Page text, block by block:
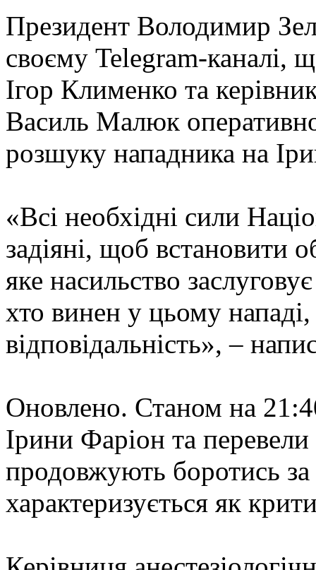
Президент Володимир
своєму Telegram-каналі,
Ігор Клименко та
Василь Малюк
розшуку нападника на
«Всі необхідні сили
задіяні, щоб встановити
яке насильство
хто винен у цьому
відповідальність», –
Оновлено. Станом на
Ірини Фаріон та перевели
продовжують боротись за
характеризується як